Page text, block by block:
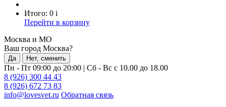
Итого: 0 i
Перейти в корзину
Москва и МО
Ваш город Москва?
Да Нет, сменить
Пн - Пт 09:00 до 20:00 | Сб - Вс с 10.00 до 18.00
8 (926) 300 44 43
8 (926) 672 73 83
info@lovesvet.ru Обратная связь